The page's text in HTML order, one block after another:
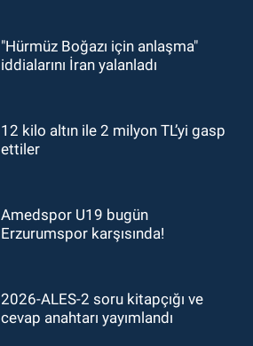
"Hürmüz Boğazı için anlaşma"
iddialarını İran yalanladı
12 kilo altın ile 2 milyon TL’yi gasp
ettiler
Amedspor U19 bugün
Erzurumspor karşısında!
2026-ALES-2 soru kitapçığı ve
cevap anahtarı yayımlandı